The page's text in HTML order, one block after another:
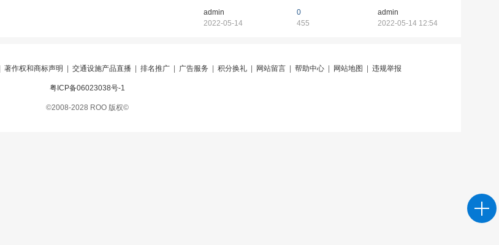
admin
2022-05-14
0
455
admin
2022-05-14 12:54
著作权和商标声明 交通设施产品直播 排名推广 广告服务 积分换礼 网站留言 帮助中心 网站地图 违规举报
粤ICP备06023038号-1
©2008-2028 ROO 版权©